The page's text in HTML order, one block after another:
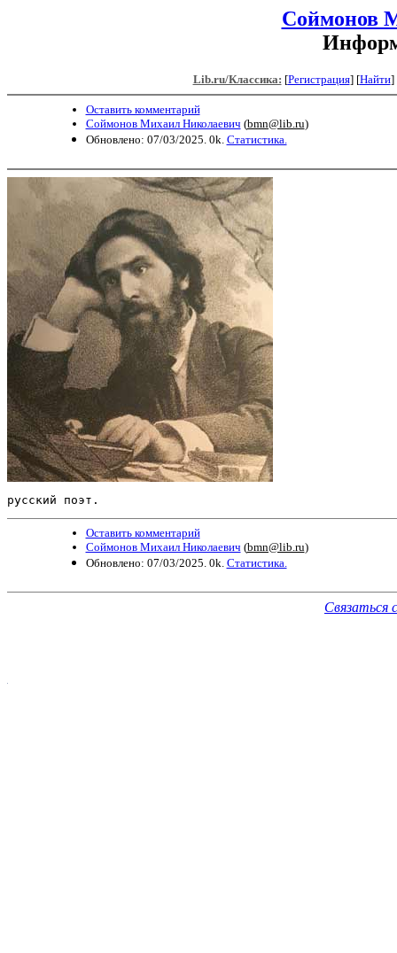
Соймонов
Lib.ru/Классика: [Регистрация] [Найти]
Оставить комментарий
Соймонов Михаил Николаевич (bmn@lib.ru)
Обновлено: 07/03/2025. 0k. Статистика.
русский поэт.
Оставить комментарий
Соймонов Михаил Николаевич (bmn@lib.ru)
Обновлено: 07/03/2025. 0k. Статистика.
Связаться